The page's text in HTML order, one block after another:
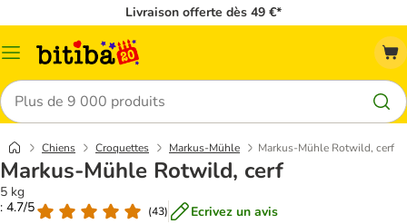
Livraison offerte dès 49 €*
Menu
Rechercher
Chiens Croquettes Markus-Mühle Markus-Mühle Rotwild, cerf
Markus-Mühle Rotwild, cerf
5 kg
: 4.7/5
(43) Ecrivez un avis